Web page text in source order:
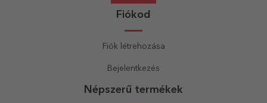
Fiókod
Fiók létrehozása
Bejelentkezés
Népszerű termékek